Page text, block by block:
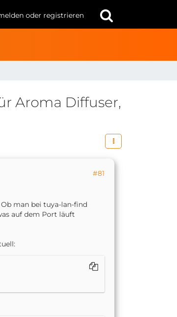
oder registrieren
Aroma Diffuser,
#81
man bei tuya-lan-find
auf dem Port läuft